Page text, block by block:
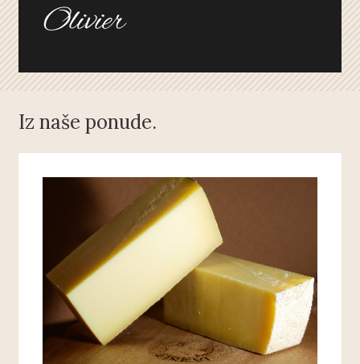
Iz naše ponude.